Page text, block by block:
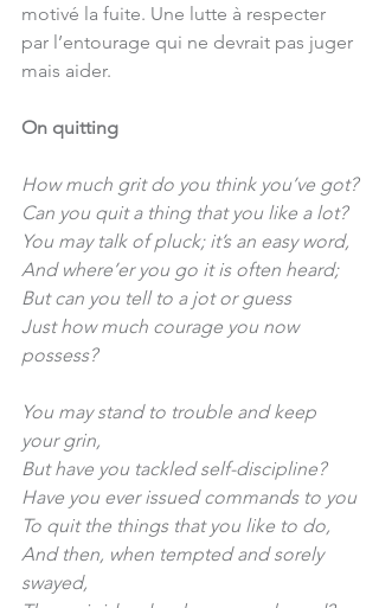
motivé la fuite. Une lutte à respecter
par l’entourage qui ne devrait pas juger
mais aider.
On quitting
How much grit do you think you’ve got?
Can you quit a thing that you like a lot?
You may talk of pluck; it’s an easy word,
And where’er you go it is often heard;
But can you tell to a jot or guess
Just how much courage you now
possess?
You may stand to trouble and keep
your grin,
But have you tackled self-discipline?
Have you ever issued commands to you
To quit the things that you like to do,
And then, when tempted and sorely
swayed,